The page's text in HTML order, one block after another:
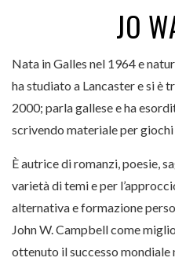
JO
Nata in Galles nel 1964 e
ha studiato a Lancaster e si è
2000; parla gallese e ha
scrivendo materiale per
È autrice di romanzi, poesie,
varietà di temi e per
alternativa e formazione
John W. Campbell come
ottenuto il successo mondiale